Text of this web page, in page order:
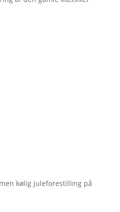
men kølig juleforestilling på